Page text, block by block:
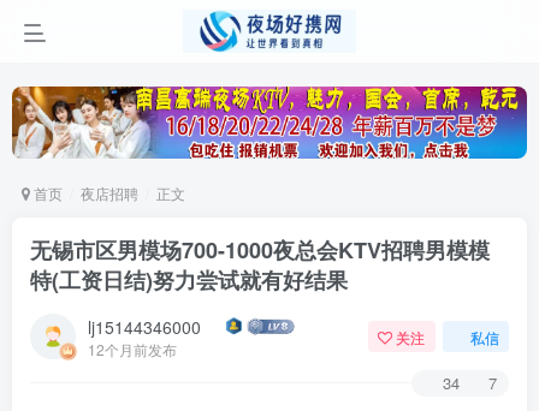
首页 夜店招聘 正文
无锡市区男模场700-1000夜总会KTV招聘男模模
特(工资日结)努力尝试就有好结果
lj15144346000
12个月前发布
关注 私信
34 7